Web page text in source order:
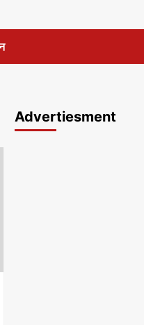
Advertiesment